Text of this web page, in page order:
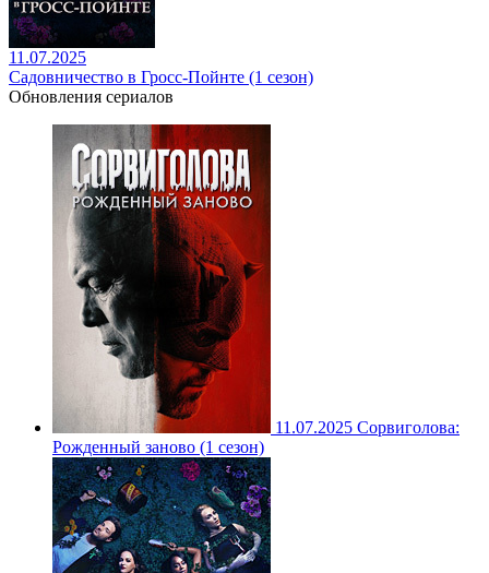
11.07.2025
Садовничество в Гросс-Пойнте (1 сезон)
Обновления сериалов
11.07.2025 Сорвиголова:
Рожденный заново (1 сезон)